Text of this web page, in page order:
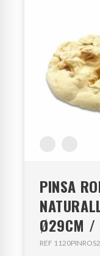
PINSA
Ø29CM /
REF